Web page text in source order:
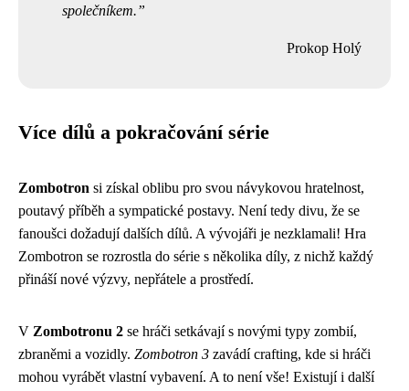
společníkem.
Prokop Holý
Více dílů a pokračování série
Zombotron si získal oblibu pro svou návykovou hratelnost,
poutavý příběh a sympatické postavy. Není tedy divu, že se
fanoušci dožadují dalších dílů. A vývojáři je nezklamali! Hra
Zombotron se rozrostla do série s několika díly, z nichž každý
přináší nové výzvy, nepřátele a prostředí.
V Zombotronu 2 se hráči setkávají s novými typy zombií,
zbraněmi a vozidly. Zombotron 3 zavádí crafting, kde si hráči
mohou vyrábět vlastní vybavení. A to není vše! Existují i další